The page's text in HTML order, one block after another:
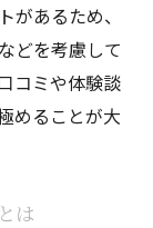
があるため、
どを考慮して
コミや体験談
めることが大
は